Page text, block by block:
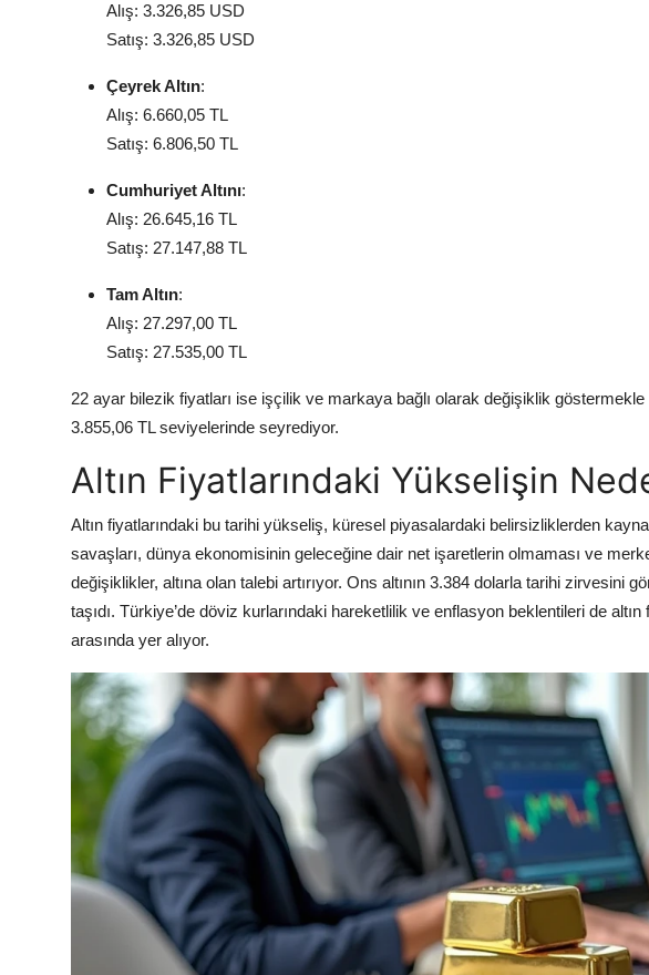
Alış: 3.326,85 USD
Satış: 3.326,85 USD
Çeyrek Altın:
Alış: 6.660,05 TL
Satış: 6.806,50 TL
Cumhuriyet Altını:
Alış: 26.645,16 TL
Satış: 27.147,88 TL
Tam Altın:
Alış: 27.297,00 TL
Satış: 27.535,00 TL
22 ayar bilezik fiyatları ise işçilik ve markaya bağlı olarak değişiklik göstermekle
3.855,06 TL seviyelerinde seyrediyor.
Altın Fiyatlarındaki Yükselişin
Altın fiyatlarındaki bu tarihi yükseliş, küresel piyasalardaki belirsizliklerden
savaşları, dünya ekonomisinin geleceğine dair net işaretlerin olmaması ve
değişiklikler, altına olan talebi artırıyor. Ons altının 3.384 dolarla tarihi zirvesini
taşıdı. Türkiye’de döviz kurlarındaki hareketlilik ve enflasyon beklentileri de
arasında yer alıyor.